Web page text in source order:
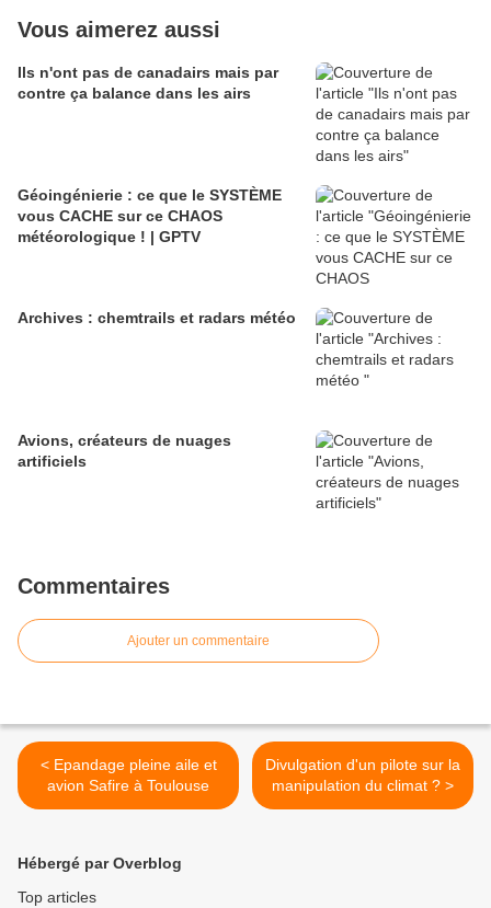
Vous aimerez aussi
Ils n'ont pas de canadairs mais par
contre ça balance dans les airs
Géoingénierie : ce que le SYSTÈME
vous CACHE sur ce CHAOS
météorologique ! | GPTV
Archives : chemtrails et radars météo
Avions, créateurs de nuages
artificiels
Commentaires
Ajouter un commentaire
< Epandage pleine aile et
avion Safire à Toulouse
Divulgation d'un pilote sur la
manipulation du climat ? >
Hébergé par Overblog
Top articles